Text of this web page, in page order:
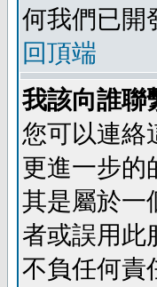
何我們已開
回頂端
我該向誰聯
您可以連絡
更進一步的
其是屬於一
者或誤用此
不負任何責